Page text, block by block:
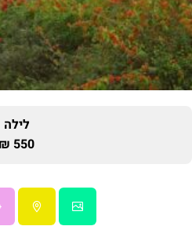
לילה
550 ₪